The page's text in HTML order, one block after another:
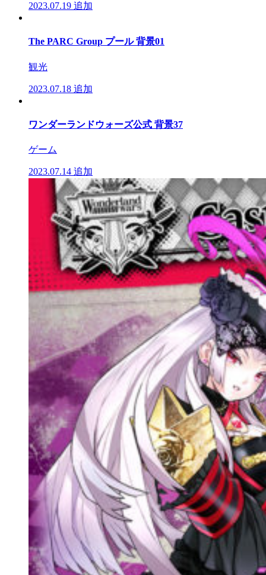
2023.07.19 追加
The PARC Group プール 背景01
観光
2023.07.18 追加
ワンダーランドウォーズ公式 背景37
ゲーム
2023.07.14 追加